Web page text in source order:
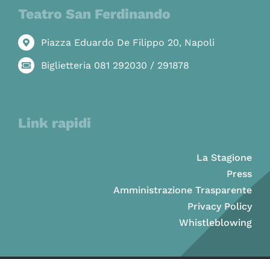
Teatro San Ferdinando
Piazza Eduardo De Filippo 20, Napoli
Biglietteria 081 292030 / 291878
Link rapidi
La Stagione
Press
Amministrazione Trasparente
Privacy Policy
Whistleblowing